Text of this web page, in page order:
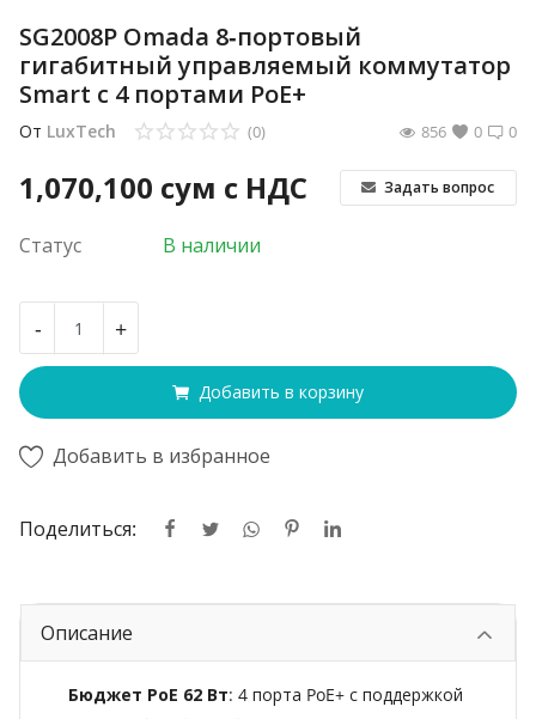
SG2008P Omada 8‑портовый
гигабитный управляемый коммутатор
Smart с 4 портами PoE+
От LuxTech 0
(0) 0
856
1,070,100 сум с НДС Задать вопрос
Статус В наличии
- +
Добавить в корзину
Добавить в избранное
Поделиться:
Описание
Бюджет PoE 62 Вт: 4 порта PoE+ с поддержкой